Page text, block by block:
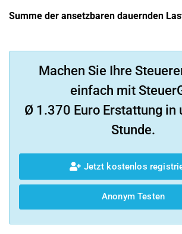
Summe der ansetzbaren dauernden
Machen Sie Ihre
einfach mit
Ø 1.370 Euro Erstattung in
Stunde.
Jetzt kostenlos
Anonym Testen